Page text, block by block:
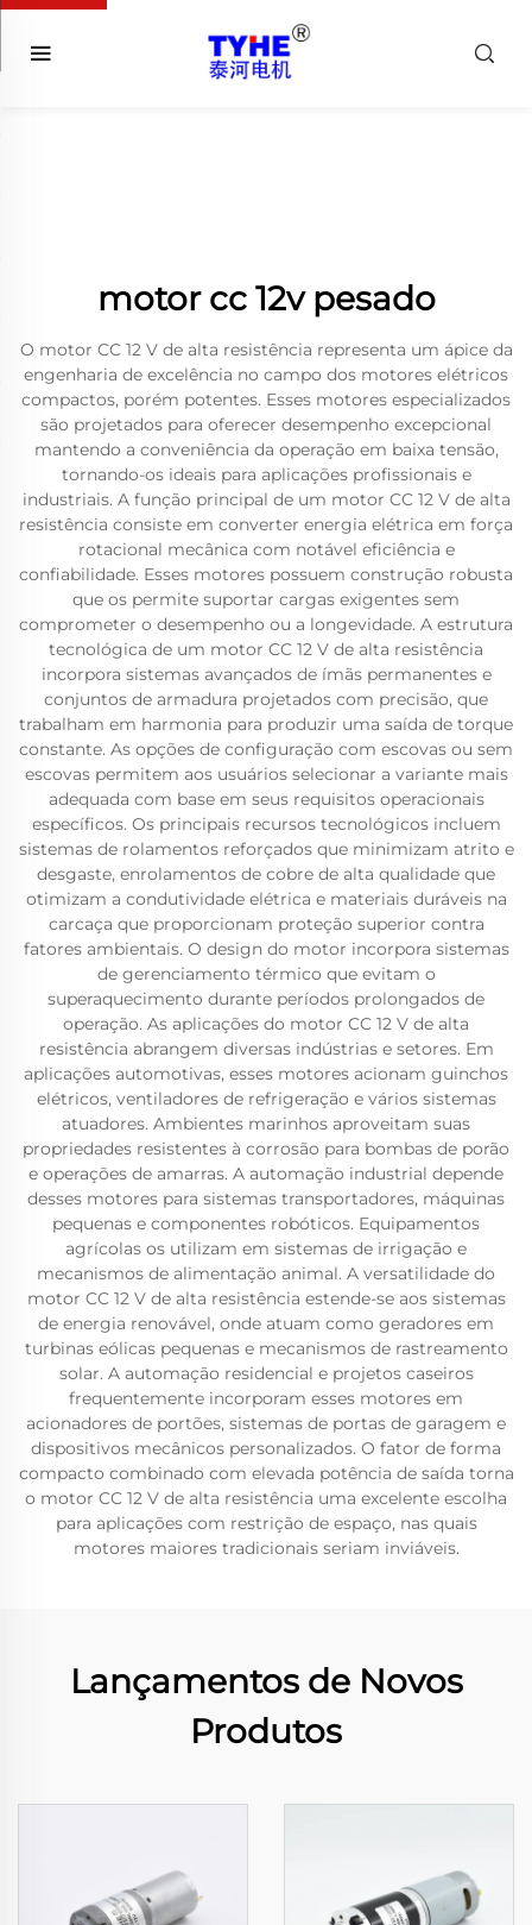
motor cc 12v pesado
O motor CC 12 V de alta resistência representa um ápice da
engenharia de excelência no campo dos motores elétricos
compactos, porém potentes. Esses motores especializados
são projetados para oferecer desempenho excepcional
mantendo a conveniência da operação em baixa tensão,
tornando-os ideais para aplicações profissionais e
industriais. A função principal de um motor CC 12 V de alta
resistência consiste em converter energia elétrica em força
rotacional mecânica com notável eficiência e
confiabilidade. Esses motores possuem construção robusta
que os permite suportar cargas exigentes sem
comprometer o desempenho ou a longevidade. A estrutura
tecnológica de um motor CC 12 V de alta resistência
incorpora sistemas avançados de ímãs permanentes e
conjuntos de armadura projetados com precisão, que
trabalham em harmonia para produzir uma saída de torque
constante. As opções de configuração com escovas ou sem
escovas permitem aos usuários selecionar a variante mais
adequada com base em seus requisitos operacionais
específicos. Os principais recursos tecnológicos incluem
sistemas de rolamentos reforçados que minimizam atrito e
desgaste, enrolamentos de cobre de alta qualidade que
otimizam a condutividade elétrica e materiais duráveis na
carcaça que proporcionam proteção superior contra
fatores ambientais. O design do motor incorpora sistemas
de gerenciamento térmico que evitam o
superaquecimento durante períodos prolongados de
operação. As aplicações do motor CC 12 V de alta
resistência abrangem diversas indústrias e setores. Em
aplicações automotivas, esses motores acionam guinchos
elétricos, ventiladores de refrigeração e vários sistemas
atuadores. Ambientes marinhos aproveitam suas
propriedades resistentes à corrosão para bombas de porão
e operações de amarras. A automação industrial depende
desses motores para sistemas transportadores, máquinas
pequenas e componentes robóticos. Equipamentos
agrícolas os utilizam em sistemas de irrigação e
mecanismos de alimentação animal. A versatilidade do
motor CC 12 V de alta resistência estende-se aos sistemas
de energia renovável, onde atuam como geradores em
turbinas eólicas pequenas e mecanismos de rastreamento
solar. A automação residencial e projetos caseiros
frequentemente incorporam esses motores em
acionadores de portões, sistemas de portas de garagem e
dispositivos mecânicos personalizados. O fator de forma
compacto combinado com elevada potência de saída torna
o motor CC 12 V de alta resistência uma excelente escolha
para aplicações com restrição de espaço, nas quais
motores maiores tradicionais seriam inviáveis.
Lançamentos de Novos
Produtos